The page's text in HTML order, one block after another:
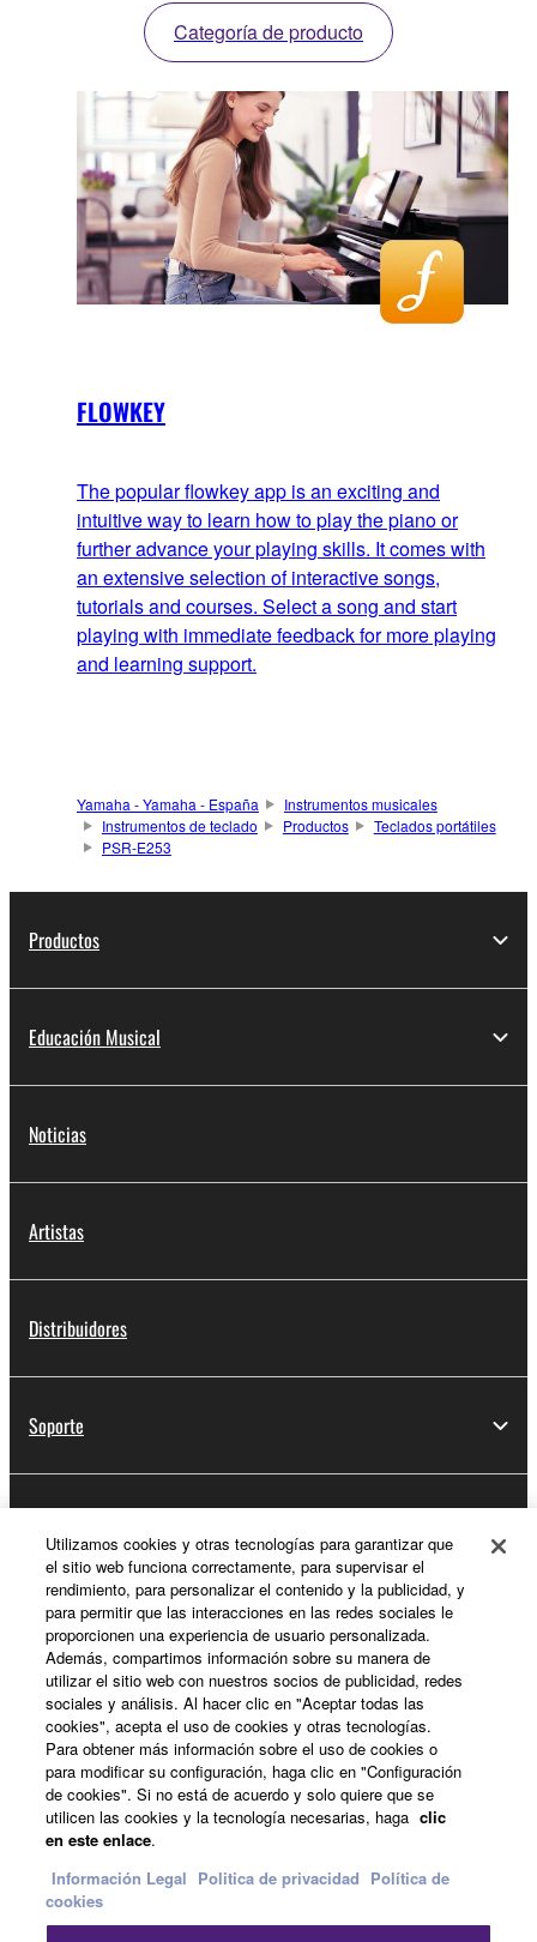
Categoría de producto
FLOWKEY
The popular flowkey app is an exciting and
intuitive way to learn how to play the piano or
further advance your playing skills. It comes with
an extensive selection of interactive songs,
tutorials and courses. Select a song and start
playing with immediate feedback for more playing
and learning support.
Yamaha - Yamaha - España
Instrumentos musicales
Instrumentos de teclado
Productos
Teclados portátiles
PSR-E253
Productos
Educación Musical
Noticias
Artistas
Distribuidores
Soporte
Acerca de Yamaha
España - Spanish
Empresa
Utilizamos cookies y otras tecnologías para garantizar que
el sitio web funciona correctamente, para supervisar el
rendimiento, para personalizar el contenido y la publicidad, y
para permitir que las interacciones en las redes sociales le
proporcionen una experiencia de usuario personalizada.
Además, compartimos información sobre su manera de
utilizar el sitio web con nuestros socios de publicidad, redes
sociales y análisis. Al hacer clic en "Aceptar todas las
cookies", acepta el uso de cookies y otras tecnologías.
Para obtener más información sobre el uso de cookies o
para modificar su configuración, haga clic en "Configuración
de cookies". Si no está de acuerdo y solo quiere que se
utilicen las cookies y la tecnología necesarias, haga clic
en este enlace.
Información Legal Politica de privacidad Política de
cookies